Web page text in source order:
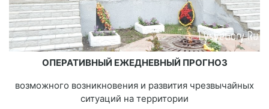
ОПЕРАТИВНЫЙ ЕЖЕДНЕВНЫЙ ПРОГНОЗ
возможного возникновения и развития чрезвычайных
ситуаций на территории